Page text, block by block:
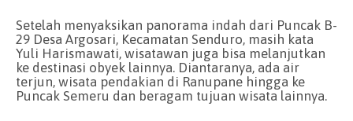
Setelah menyaksikan panorama indah dari Puncak B-
29 Desa Argosari, Kecamatan Senduro, masih kata
Yuli Harismawati, wisatawan juga bisa melanjutkan
ke destinasi obyek lainnya. Diantaranya, ada air
terjun, wisata pendakian di Ranupane hingga ke
Puncak Semeru dan beragam tujuan wisata lainnya.